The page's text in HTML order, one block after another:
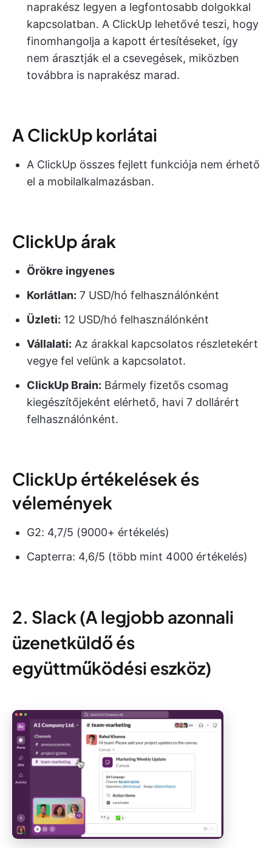
naprakész legyen a legfontosabb dolgokkal
kapcsolatban. A ClickUp lehetővé teszi, hogy
finomhangolja a kapott értesítéseket, így
nem árasztják el a csevegések, miközben
továbbra is naprakész marad.
A ClickUp korlátai
A ClickUp összes fejlett funkciója nem érhető
el a mobilalkalmazásban.
ClickUp árak
Örökre ingyenes
Korlátlan: 7 USD/hó felhasználónként
Üzleti: 12 USD/hó felhasználónként
Vállalati: Az árakkal kapcsolatos részletekért
vegye fel velünk a kapcsolatot.
ClickUp Brain: Bármely fizetős csomag
kiegészítőjeként elérhető, havi 7 dollárért
felhasználónként.
ClickUp értékelések és
vélemények
G2: 4,7/5 (9000+ értékelés)
Capterra: 4,6/5 (több mint 4000 értékelés)
2. Slack (A legjobb azonnali
üzenetküldő és
együttműködési eszköz)